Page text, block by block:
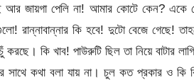
আর জায়গা পেলি না! আমার কোটে কেন? একে
রান্নাবান্নার কি হবে! দুটো বেজে গেছে!
কি খাব! পাউরুটি ছিল তা নিয়ে বাটার
সাথে কথা বলা যায় না। চুল কত প্রকার ও কি